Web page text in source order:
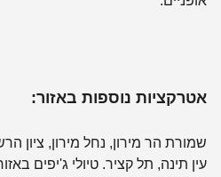
אטרקציות נוספות באזור:
שמורת הר מירון, נחל מירון, ציון
עין תינה, תל קציר. טיולי ג'יפים